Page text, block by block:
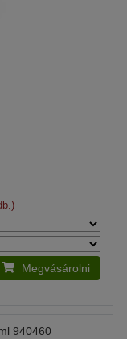
Megvásárolni
940460